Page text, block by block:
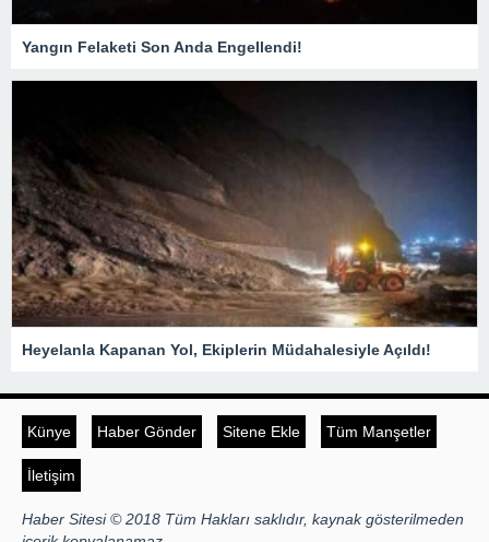
Yangın Felaketi Son Anda Engellendi!
Heyelanla Kapanan Yol, Ekiplerin Müdahalesiyle Açıldı!
Künye Haber Gönder Sitene Ekle Tüm Manşetler
İletişim
Haber Sitesi © 2018 Tüm Hakları saklıdır, kaynak gösterilmeden